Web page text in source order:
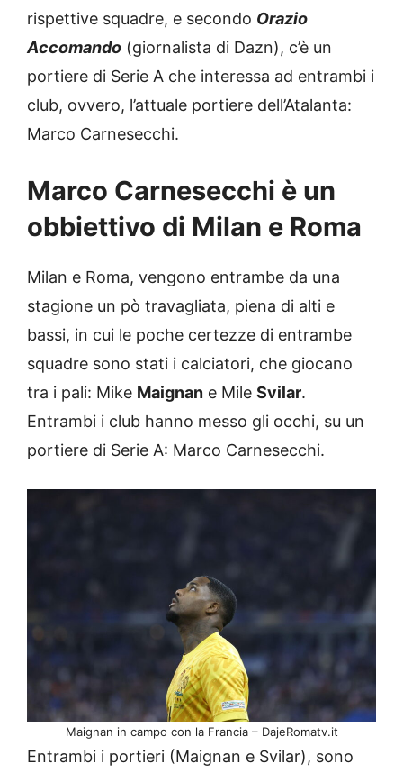
rispettive squadre, e secondo Orazio
Accomando (giornalista di Dazn), c’è un
portiere di Serie A che interessa ad entrambi i
club, ovvero, l’attuale portiere dell’Atalanta:
Marco Carnesecchi.
Marco Carnesecchi è un
obbiettivo di Milan e Roma
Milan e Roma, vengono entrambe da una
stagione un pò travagliata, piena di alti e
bassi, in cui le poche certezze di entrambe
squadre sono stati i calciatori, che giocano
tra i pali: Mike Maignan e Mile Svilar.
Entrambi i club hanno messo gli occhi, su un
portiere di Serie A: Marco Carnesecchi.
Maignan in campo con la Francia – DajeRomatv.it
Entrambi i portieri (Maignan e Svilar), sono